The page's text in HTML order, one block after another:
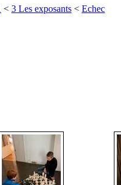
< 3 Les exposants < Echec